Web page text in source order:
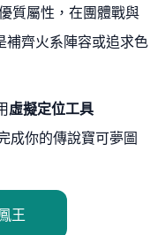
質屬性，在團體戰與
補齊火系陣容或追求色
虛擬定位工具
成你的傳說寶可夢圖
王